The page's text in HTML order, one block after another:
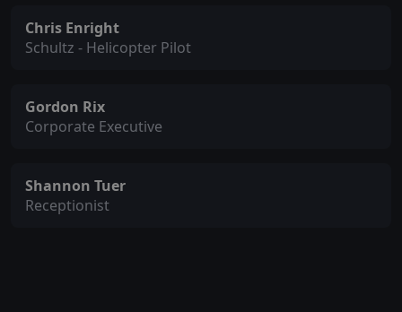
Chris Enright
Schultz - Helicopter Pilot
Gordon Rix
Corporate Executive
Shannon Tuer
Receptionist